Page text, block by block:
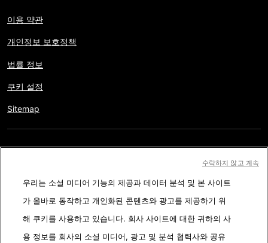
이용 약관
개인정보 보호정책
법률 정보
쿠키 설정
Sitemap
AFP와 계약 없이 저작물의 일부나 전체를 복사, 출판, 방송하는 것은
엄격히 금합니다. 팩트체킹 콘텐츠 내에 묘사된 부분과 링크 형태로
첨부된 부분은 관련 정보의 이해를 돕기 위한 것입니다. AFP는 서드
우리는 소셜 미디어 기능의 제공과 데이터 분석 및 본 사이트
가 올바로 동작하고 개인화된 콘텐츠와 광고를 제공하기 위
해 쿠키를 사용하고 있습니다. 회사 사이트에 대한 귀하의 사
용 정보를 회사의 소셜 미디어, 광고 및 분석 협력사와 공유
수락하지 않고 계속